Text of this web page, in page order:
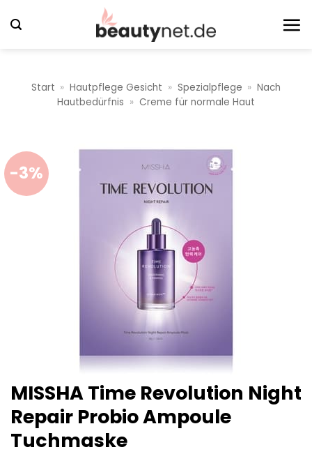
Inhalt
Start » Hautpflege Gesicht » Spezialpflege » Nach
Hautbedürfnis » Creme für normale Haut
-3%
MISSHA Time Revolution Night
Repair Probio Ampoule
Tuchmaske